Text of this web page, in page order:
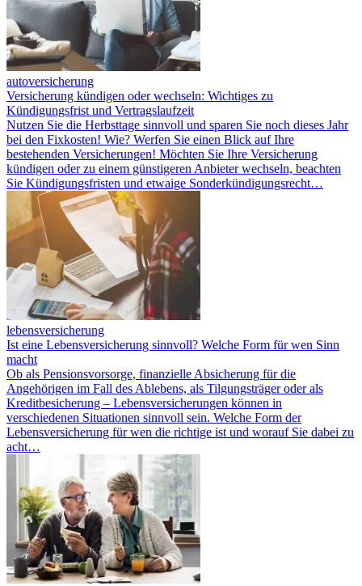
autoversicherung
Versicherung kündigen oder wechseln: Wichtiges zu
Kündigungsfrist und Vertragslaufzeit
Nutzen Sie die Herbsttage sinnvoll und sparen Sie noch dieses Jahr
bei den Fixkosten! Wie? Werfen Sie einen Blick auf Ihre
bestehenden Versicherungen! Möchten Sie Ihre Versicherung
kündigen oder zu einem günstigeren Anbieter wechseln, beachten
Sie Kündigungsfristen und etwaige Sonderkündigungsrecht…
lebensversicherung
Ist eine Lebensversicherung sinnvoll? Welche Form für wen Sinn
macht
Ob als Pensionsvorsorge, finanzielle Absicherung für die
Angehörigen im Fall des Ablebens, als Tilgungsträger oder als
Kreditbesicherung – Lebensversicherungen können in
verschiedenen Situationen sinnvoll sein. Welche Form der
Lebensversicherung für wen die richtige ist und worauf Sie dabei zu
acht…